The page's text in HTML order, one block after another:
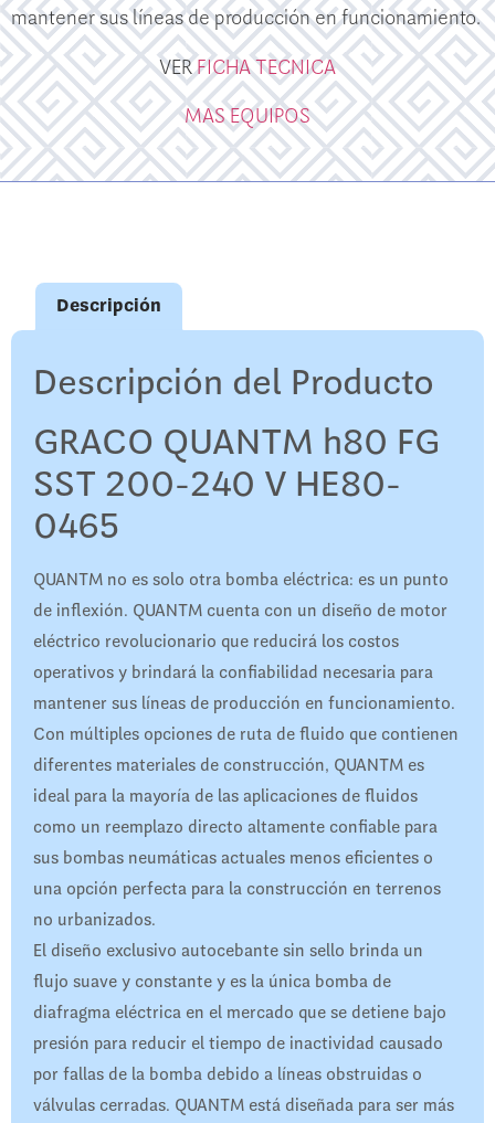
mantener sus líneas de producción en funcionamiento.
VERFICHA TECNICA
MAS EQUIPOS
Descripción
Descripción del Producto
GRACO QUANTM h80 FG
SST 200-240 V HE80-
0465
QUANTM no es solo otra bomba eléctrica: es un punto
de inflexión. QUANTM cuenta con un diseño de motor
eléctrico revolucionario que reducirá los costos
operativos y brindará la confiabilidad necesaria para
mantener sus líneas de producción en funcionamiento.
Con múltiples opciones de ruta de fluido que contienen
diferentes materiales de construcción, QUANTM es
ideal para la mayoría de las aplicaciones de fluidos
como un reemplazo directo altamente confiable para
sus bombas neumáticas actuales menos eficientes o
una opción perfecta para la construcción en terrenos
no urbanizados.
El diseño exclusivo autocebante sin sello brinda un
flujo suave y constante y es la única bomba de
diafragma eléctrica en el mercado que se detiene bajo
presión para reducir el tiempo de inactividad causado
por fallas de la bomba debido a líneas obstruidas o
válvulas cerradas. QUANTM está diseñada para ser más